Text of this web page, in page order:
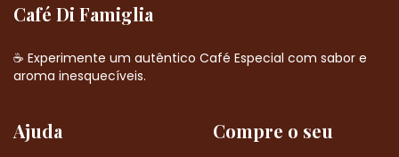
Café Di Famiglia
☕ Experimente um autêntico Café Especial com sabor e
aroma inesquecíveis.
Ajuda Compre o seu